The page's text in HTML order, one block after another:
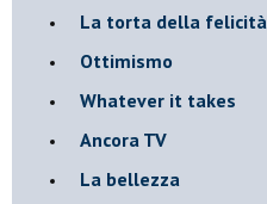
La torta della felicità
Ottimismo
Whatever it takes
Ancora TV
La bellezza